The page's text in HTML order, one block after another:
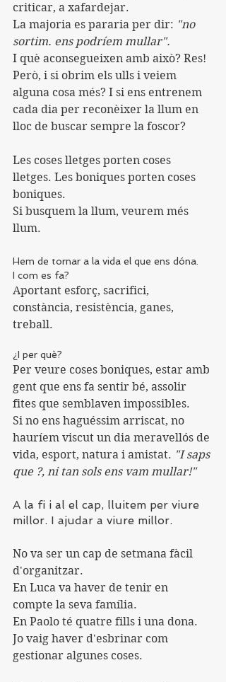
criticar, a xafardejar.
La majoria es pararia per dir: "no
sortim. ens podríem mullar".
I què aconsegueixen amb això? Res!
Però, i si obrim els ulls i veiem
alguna cosa més? I si ens entrenem
cada dia per reconèixer la llum en
lloc de buscar sempre la foscor?
Les coses lletges porten coses
lletges. Les boniques porten coses
boniques.
Si busquem la llum, veurem més
llum.
Hem de tornar a la vida el que ens dóna.
I com es fa?
Aportant esforç, sacrifici,
constància, resistència, ganes,
treball.
¿I per què?
Per veure coses boniques, estar amb
gent que ens fa sentir bé, assolir
fites que semblaven impossibles.
Si no ens haguéssim arriscat, no
hauríem viscut un dia meravellós de
vida, esport, natura i amistat. "I saps
que ?, ni tan sols ens vam mullar!"
A la fi i al el cap, lluitem per viure
millor. I ajudar a viure millor.
No va ser un cap de setmana fàcil
d'organitzar.
En Luca va haver de tenir en
compte la seva família.
En Paolo té quatre fills i una dona.
Jo vaig haver d'esbrinar com
gestionar algunes coses.